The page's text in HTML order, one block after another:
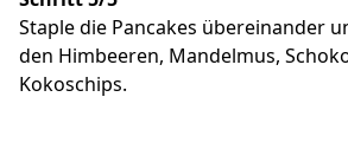
Staple die Pancakes übereinander
den Himbeeren, Mandelmus,
Kokoschips.